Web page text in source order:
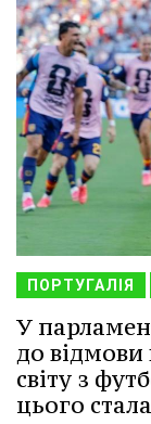
ПОРТУГАЛІЯ
У
до відмови
світу з
цього